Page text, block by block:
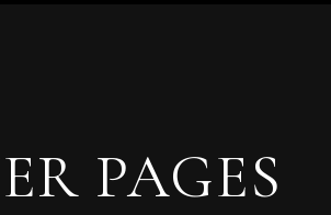
PAGES